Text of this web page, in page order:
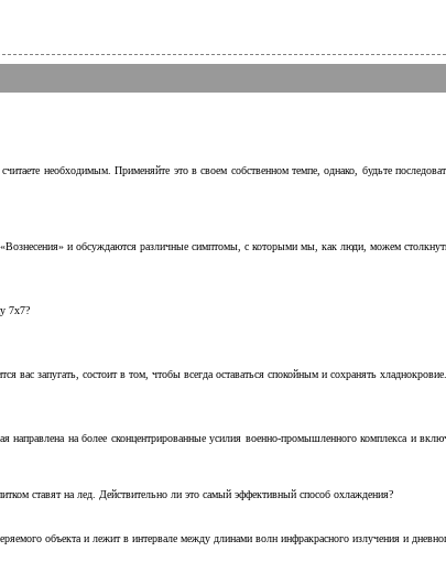
необходимым. Применяйте это в своем собственном темпе, однако, будьте
и обсуждаются различные симптомы, с которыми мы, как люди, можем
7х7?
вас запугать, состоит в том, чтобы всегда оставаться спокойным и сохранять
направлена на более сконцентрированные усилия военно-промышленного комплекса и
ставят на лед. Действительно ли это самый эффективный способ охлаждения?
объекта и лежит в интервале между длинами волн инфракрасного излучения и